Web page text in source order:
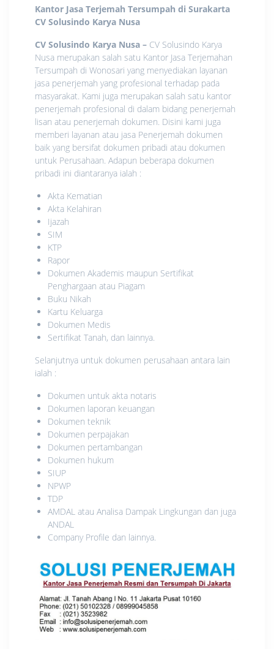
Kantor Jasa Terjemah Tersumpah di Surakarta
CV Solusindo Karya Nusa
CV Solusindo Karya Nusa – CV Solusindo Karya
Nusa merupakan salah satu Kantor Jasa Terjemahan
Tersumpah di Wonosari yang menyediakan layanan
jasa penerjemah yang profesional terhadap pada
masyarakat. Kami juga merupakan salah satu kantor
penerjemah profesional di dalam bidang penerjemah
lisan atau penerjemah dokumen. Disini kami juga
memberi layanan atau jasa Penerjemah dokumen
baik yang bersifat dokumen pribadi atau dokumen
untuk Perusahaan. Adapun beberapa dokumen
pribadi ini diantaranya ialah :
Akta Kematian
Akta Kelahiran
Ijazah
SIM
KTP
Rapor
Dokumen Akademis maupun Sertifikat
Penghargaan atau Piagam
Buku Nikah
Kartu Keluarga
Dokumen Medis
Sertifikat Tanah, dan lainnya.
Selanjutnya untuk dokumen perusahaan antara lain
ialah :
Dokumen untuk akta notaris
Dokumen laporan keuangan
Dokumen teknik
Dokumen perpajakan
Dokumen pertambangan
Dokumen hukum
SIUP
NPWP
TDP
AMDAL atau Analisa Dampak Lingkungan dan juga
ANDAL
Company Profile dan lainnya.